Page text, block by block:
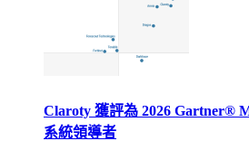
Claroty 獲評為 2026 Gartner®
系統領導者